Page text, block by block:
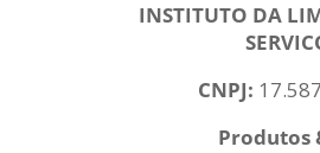
INSTITUTO DA
CNPJ:
Produtos